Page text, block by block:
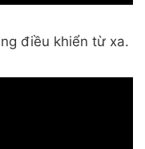
điều khiển từ xa.